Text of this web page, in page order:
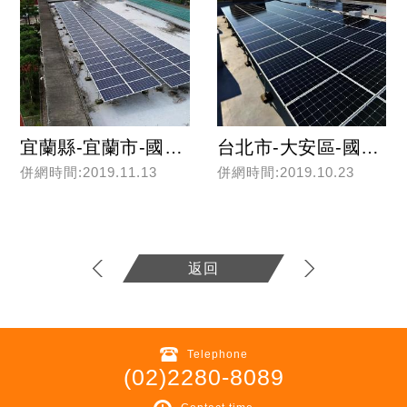
宜蘭縣-宜蘭市-國立宜蘭高級商業職業學校
併網時間:2019.11.13
台北市-大安區-國立台灣大學(國家發展所)
併網時間:2019.10.23
返回
Telephone
(02)2280-8089